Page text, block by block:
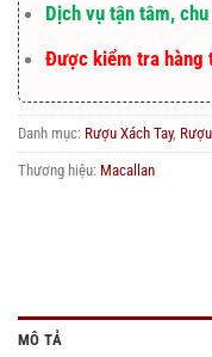
Dịch vụ tận tâm,
Được kiểm tra hàng
Danh mục: Rượu Xách Tay,
Thương hiệu: Macallan
MÔ TẢ